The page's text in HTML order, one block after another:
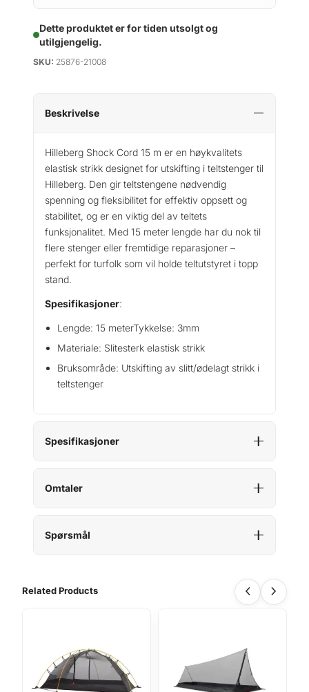
Dette produktet er for tiden utsolgt og
utilgjengelig.
SKU: 25876-21008
Beskrivelse
Hilleberg Shock Cord 15 m er en høykvalitets
elastisk strikk designet for utskifting i teltstenger til
Hilleberg. Den gir teltstengene nødvendig
spenning og fleksibilitet for effektiv oppsett og
stabilitet, og er en viktig del av teltets
funksjonalitet. Med 15 meter lengde har du nok til
flere stenger eller fremtidige reparasjoner –
perfekt for turfolk som vil holde teltutstyret i topp
stand.
Spesifikasjoner:
Lengde: 15 meterTykkelse: 3mm
Materiale: Slitesterk elastisk strikk
Bruksområde: Utskifting av slitt/ødelagt strikk i
teltstenger
Spesifikasjoner
Omtaler
Spørsmål
Related Products